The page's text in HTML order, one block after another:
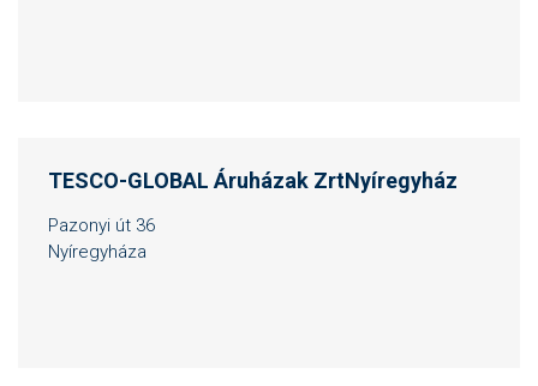
TESCO-GLOBAL Áruházak ZrtNyíregyház
Pazonyi út 36
Nyíregyháza